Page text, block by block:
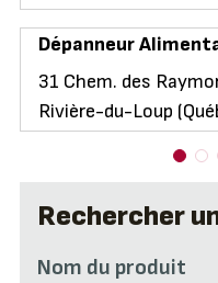
Rechercher
Nom du produit
Dépanneur
31 Chem. des
Rivière-du-Loup